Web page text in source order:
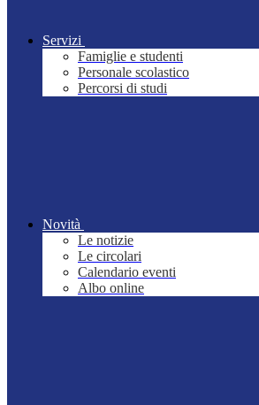
Servizi
Famiglie e studenti
Personale scolastico
Percorsi di studi
Novità
Le notizie
Le circolari
Calendario eventi
Albo online